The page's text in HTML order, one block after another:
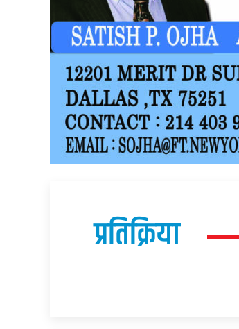
प्रतिक्रिया